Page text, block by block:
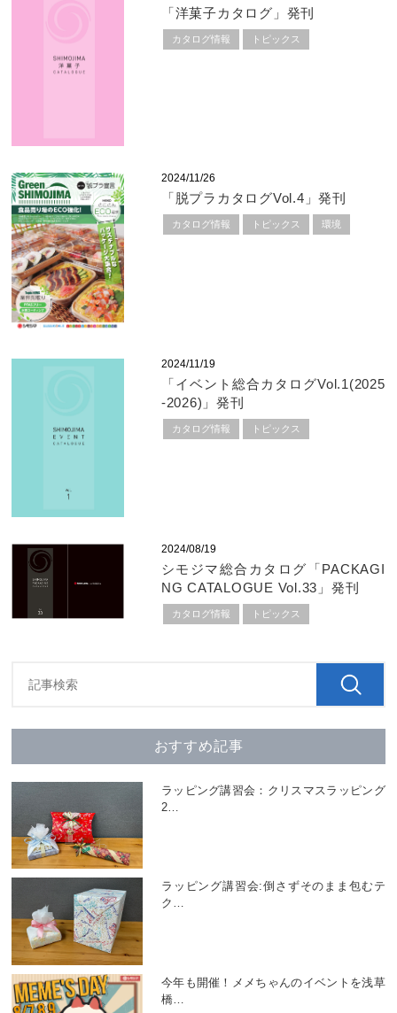
「洋菓子カタログ」発刊
カタログ情報 トピックス
2024/11/26
「脱プラカタログVol.4」発刊
カタログ情報 トピックス 環境
2024/11/19
「イベント総合カタログVol.1(2025
-2026)」発刊
カタログ情報 トピックス
2024/08/19
シモジマ総合カタログ「PACKAGI
NG CATALOGUE Vol.33」発刊
カタログ情報 トピックス
おすすめ記事
ラッピング講習会：クリスマスラッピング
2…
ラッピング講習会:倒さずそのまま包むテ
ク …
今年も開催！メメちゃんのイベントを浅草
橋…